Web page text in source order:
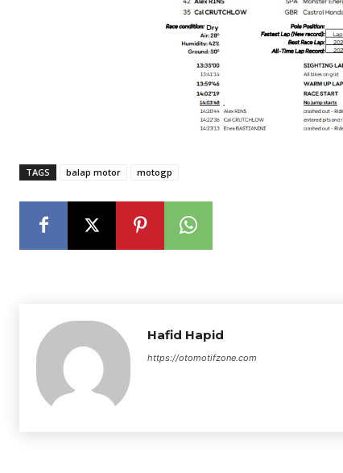
TAGS balap motor motogp
Hafid Hapid
https://otomotifzone.com